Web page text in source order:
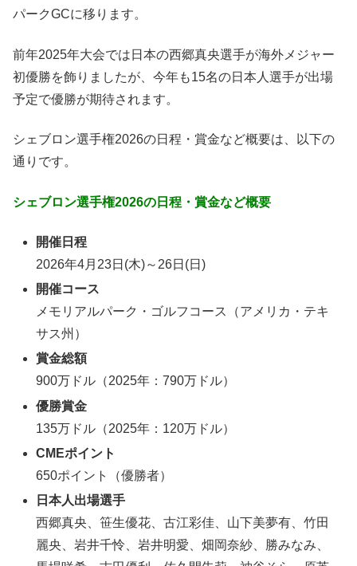
パークGCに移ります。
前年2025年大会では日本の西郷真央選手が海外メジャー
初優勝を飾りましたが、今年も15名の日本人選手が出場
予定で優勝が期待されます。
シェブロン選手権2026の日程・賞金など概要は、以下の
通りです。
シェブロン選手権2026の日程・賞金など概要
開催日程
2026年4月23日(木)～26日(日)
開催コース
メモリアルパーク・ゴルフコース（アメリカ・テキ
サス州）
賞金総額
900万ドル（2025年：790万ドル）
優勝賞金
135万ドル（2025年：120万ドル）
CMEポイント
650ポイント（優勝者）
日本人出場選手
西郷真央、笹生優花、古江彩佳、山下美夢有、竹田
麗央、岩井千怜、岩井明愛、畑岡奈紗、勝みなみ、